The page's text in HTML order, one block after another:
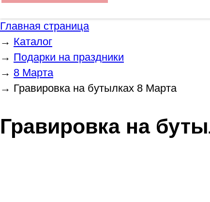
Главная страница
→ Каталог
→ Подарки на праздники
→ 8 Марта
→ Гравировка на бутылках 8 Марта
Гравировка на